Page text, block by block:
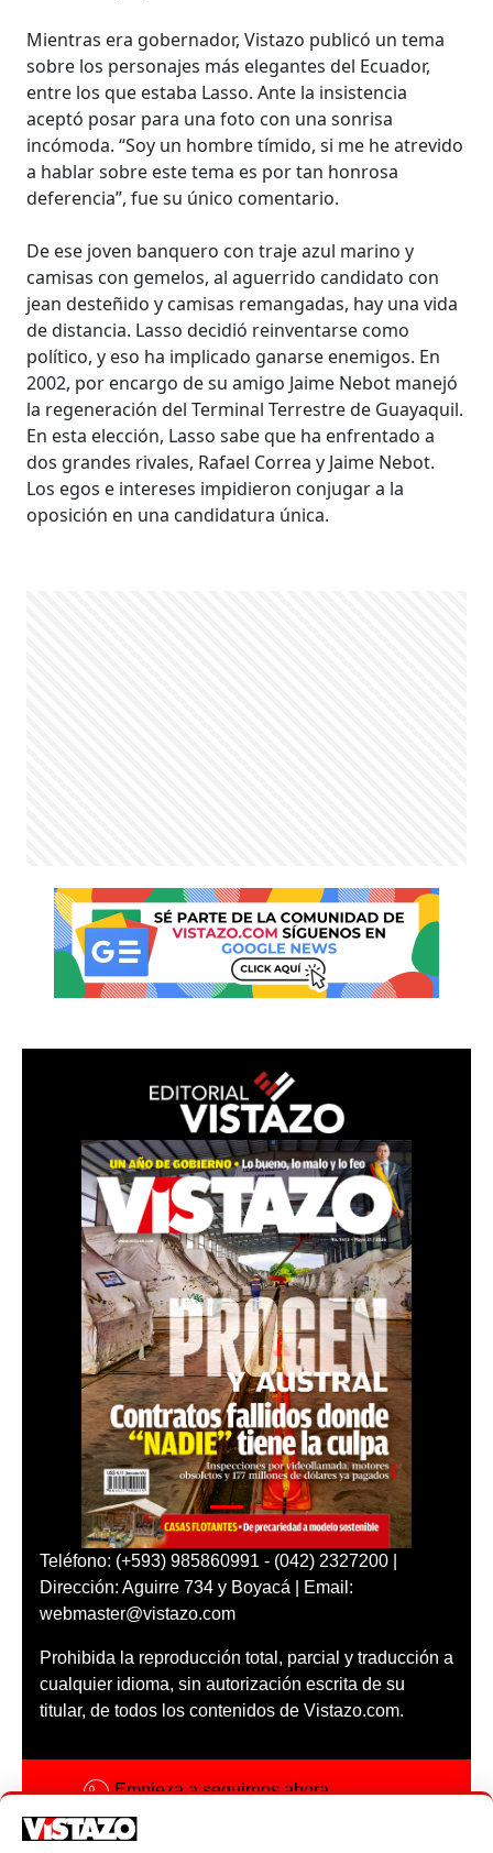
Mientras era gobernador, Vistazo publicó un tema
sobre los personajes más elegantes del Ecuador,
entre los que estaba Lasso. Ante la insistencia
aceptó posar para una foto con una sonrisa
incómoda. “Soy un hombre tímido, si me he atrevido
a hablar sobre este tema es por tan honrosa
deferencia”, fue su único comentario.
De ese joven banquero con traje azul marino y
camisas con gemelos, al aguerrido candidato con
jean desteñido y camisas remangadas, hay una vida
de distancia. Lasso decidió reinventarse como
político, y eso ha implicado ganarse enemigos. En
2002, por encargo de su amigo Jaime Nebot manejó
la regeneración del Terminal Terrestre de Guayaquil.
En esta elección, Lasso sabe que ha enfrentado a
dos grandes rivales, Rafael Correa y Jaime Nebot.
Los egos e intereses impidieron conjugar a la
oposición en una candidatura única.
Teléfono: (+593) 985860991 - (042) 2327200 |
Dirección: Aguirre 734 y Boyacá | Email:
webmaster@vistazo.com
Prohibida la reproducción total, parcial y traducción a
cualquier idioma, sin autorización escrita de su
titular, de todos los contenidos de Vistazo.com.
Empieza a seguirnos ahora